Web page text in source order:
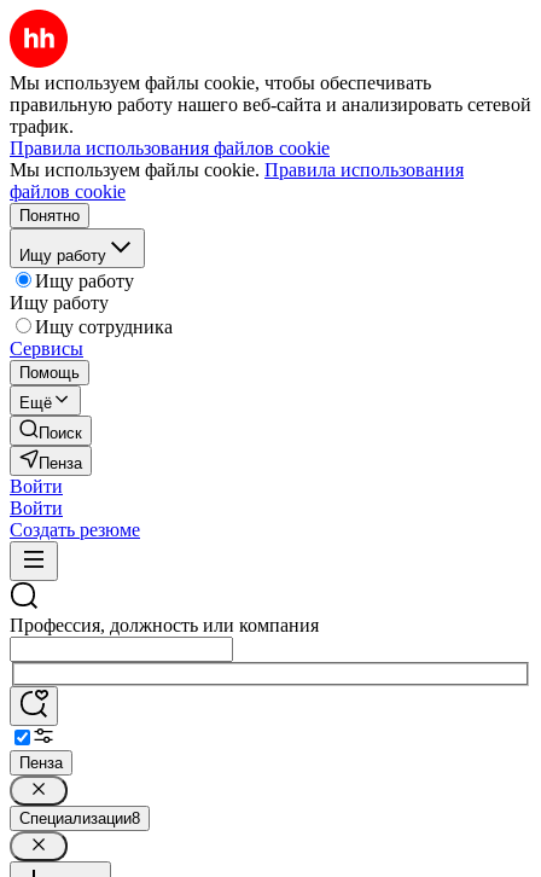
Мы используем файлы cookie, чтобы обеспечивать
правильную работу нашего веб-сайта и анализировать сетевой
трафик.
Правила использования файлов cookie
Мы используем файлы cookie. Правила использования
файлов cookie
Понятно
Ищу работу
Ищу работу
Ищу работу
Ищу сотрудника
Сервисы
Помощь
Ещё
Поиск
Пенза
Войти
Войти
Создать резюме
Профессия, должность или компания
Пенза
Специализации8